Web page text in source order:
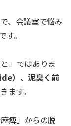
、会議室で悩み
。
」ではありま
）、泥臭く前
ます。
痺」からの脱